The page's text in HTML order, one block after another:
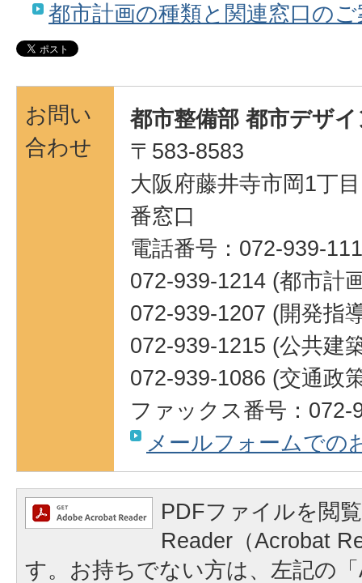
都市計画の種類と関連窓口の
お問い
合わせ
都市整備部 都市デザ
〒583-8583
大阪府藤井寺市岡1丁
番窓口
電話番号：072-939-
072-939-1214 (都市計
072-939-1207 (開発指
072-939-1215 (公共建
072-939-1086 (交通政
ファックス番号：072-
メールフォームでの
PDFファイルを閲
Reader（Acrobat
す。お持ちでない方は、左記の